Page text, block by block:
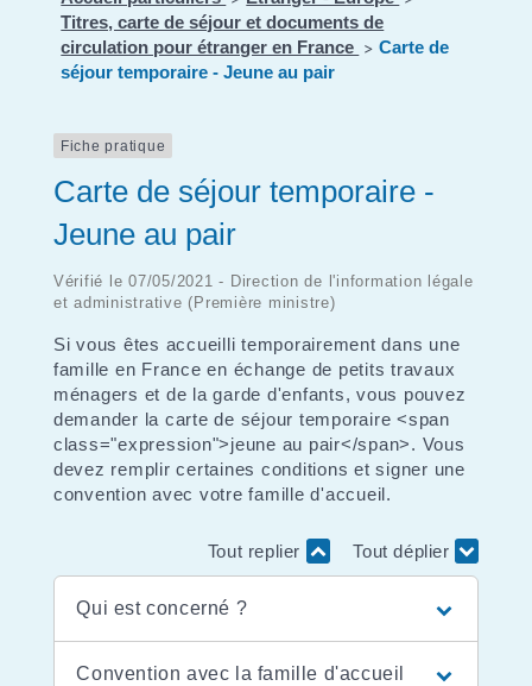
Titres, carte de séjour et documents de
circulation pour étranger en France > Carte de
séjour temporaire - Jeune au pair
Fiche pratique
Carte de séjour temporaire -
Jeune au pair
Vérifié le 07/05/2021 - Direction de l'information légale
et administrative (Première ministre)
Si vous êtes accueilli temporairement dans une
famille en France en échange de petits travaux
ménagers et de la garde d'enfants, vous pouvez
demander la carte de séjour temporaire <span
class="expression">jeune au pair</span>. Vous
devez remplir certaines conditions et signer une
convention avec votre famille d'accueil.
Tout replier Tout déplier
Qui est concerné ?
Convention avec la famille d'accueil